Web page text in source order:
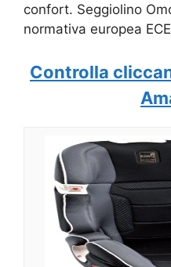
confort. Seggiolino
normativa europea
Controlla